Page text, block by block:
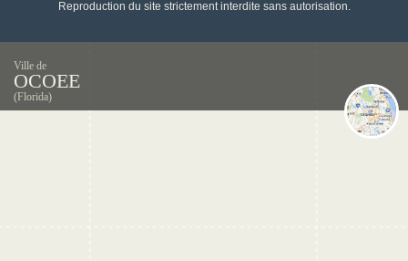
Reproduction du site strictement interdite sans autorisation.
Ville de
OCOEE
(Florida)